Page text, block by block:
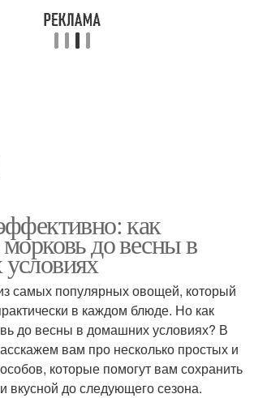
как
до весны в
самых популярных овощей, который
в каждом блюде. Но как
до весны в домашних условиях? В
вам про несколько простых и
которые помогут вам сохранить
вкусной до следующего сезона.